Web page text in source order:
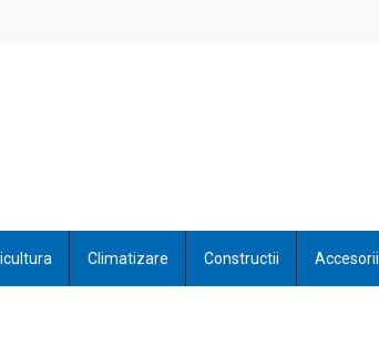
Climatizare Constructii Accesorii